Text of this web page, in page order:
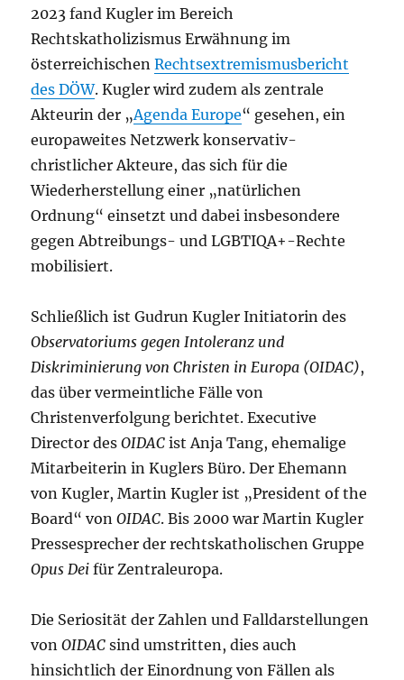
2023 fand Kugler im Bereich
Rechtskatholizismus Erwähnung im
österreichischenRechtsextremismusbericht
des DÖW. Kugler wird zudem als zentrale
Akteurin der „Agenda Europe“ gesehen, ein
europaweites Netzwerk konservativ-
christlicher Akteure, das sich für die
Wiederherstellung einer „natürlichen
Ordnung“ einsetzt und dabei insbesondere
gegen Abtreibungs- und LGBTIQA+-Rechte
mobilisiert.
Schließlich ist Gudrun Kugler Initiatorin des
Observatoriums gegen Intoleranz und
Diskriminierung von Christen in Europa (OIDAC),
das über vermeintliche Fälle von
Christenverfolgung berichtet. Executive
Director desOIDAC ist Anja Tang, ehemalige
Mitarbeiterin in Kuglers Büro. Der Ehemann
von Kugler, Martin Kugler ist „President of the
Board“ vonOIDAC. Bis 2000 war Martin Kugler
Pressesprecher der rechtskatholischen Gruppe
Opus Dei für Zentraleuropa.
Die Seriosität der Zahlen und Falldarstellungen
vonOIDAC sind umstritten, dies auch
hinsichtlich der Einordnung von Fällen als